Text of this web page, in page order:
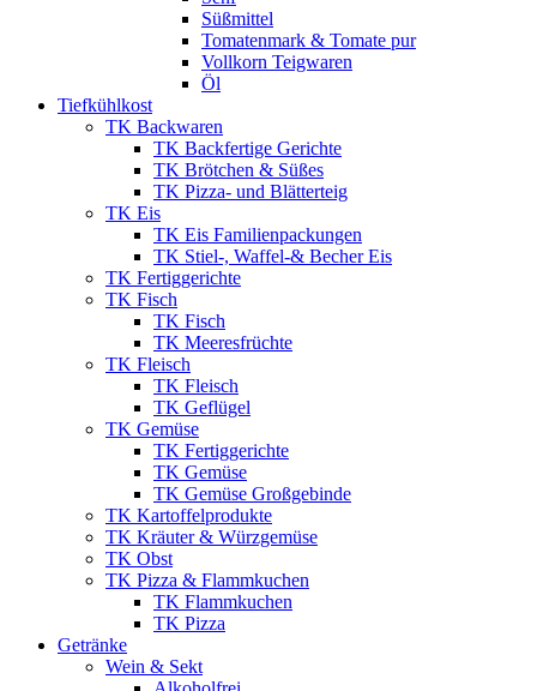
Süßmittel
Tomatenmark & Tomate pur
Vollkorn Teigwaren
Öl
Tiefkühlkost
TK Backwaren
TK Backfertige Gerichte
TK Brötchen & Süßes
TK Pizza- und Blätterteig
TK Eis
TK Eis Familienpackungen
TK Stiel-, Waffel-& Becher Eis
TK Fertiggerichte
TK Fisch
TK Fisch
TK Meeresfrüchte
TK Fleisch
TK Fleisch
TK Geflügel
TK Gemüse
TK Fertiggerichte
TK Gemüse
TK Gemüse Großgebinde
TK Kartoffelprodukte
TK Kräuter & Würzgemüse
TK Obst
TK Pizza & Flammkuchen
TK Flammkuchen
TK Pizza
Getränke
Wein & Sekt